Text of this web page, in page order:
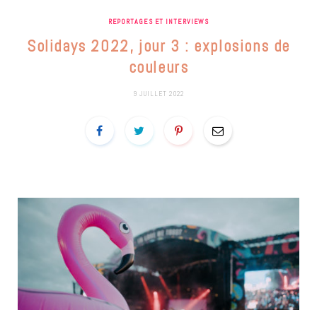
REPORTAGES ET INTERVIEWS
Solidays 2022, jour 3 : explosions de
couleurs
9 JUILLET 2022